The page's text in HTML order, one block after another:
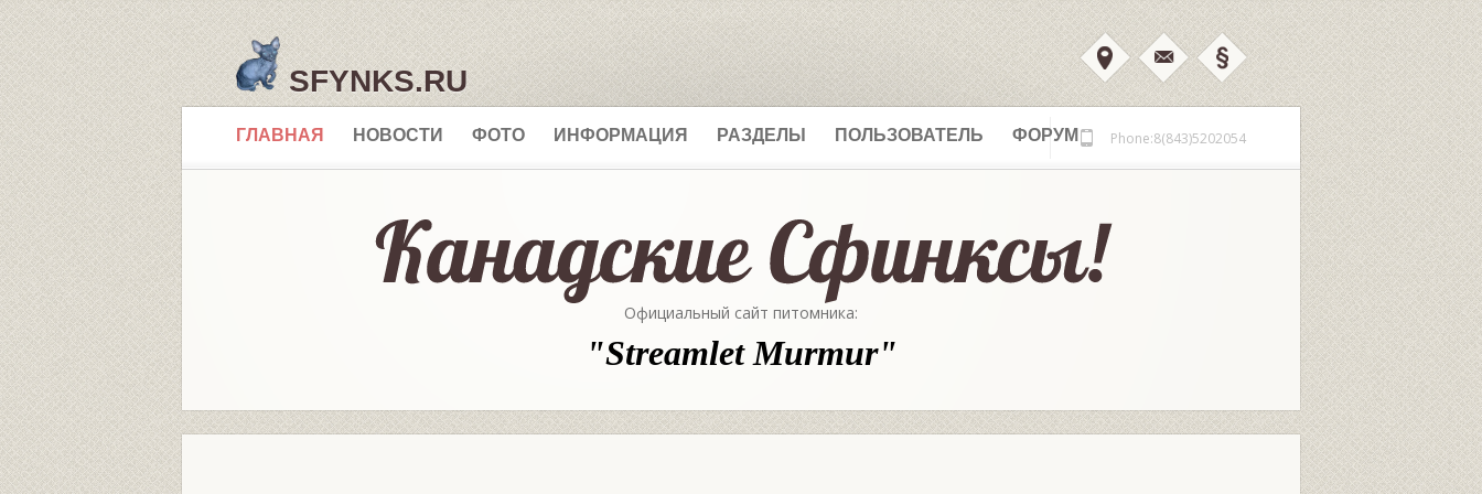
SFYNKS.RU
ГЛАВНАЯ НОВОСТИ ФОТО ИНФОРМАЦИЯ РАЗДЕЛЫ ПОЛЬЗОВАТЕЛЬ ФОРУМ Phone:8(843)5202054
Официальный сайт питомника:
"Streamlet Murmur"